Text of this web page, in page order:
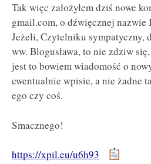
Tak więc założyłem dziś nowe
gmail.com, o dźwięcznej nazwie
Jeżeli, Czytelniku sympatyczny,
ww. Blogusława, to nie zdziw
jest to bowiem wiadomość o
ewentualnie wpisie, a nie żadne
ego czy coś.
Smacznego!
https://xpil.eu/u6h93